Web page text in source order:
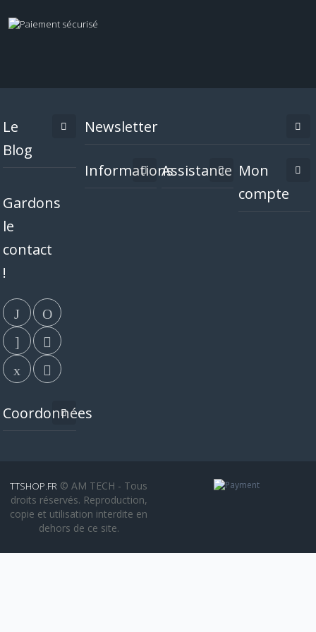
Le
Blog
Gardons
le
contact
!
Coordonnées
Newsletter
InformationsAssistance Mon
compte
TTSHOP.FR © AM TECH - Tous
droits réservés. Reproduction,
copie et utilisation interdite en
dehors de ce site.